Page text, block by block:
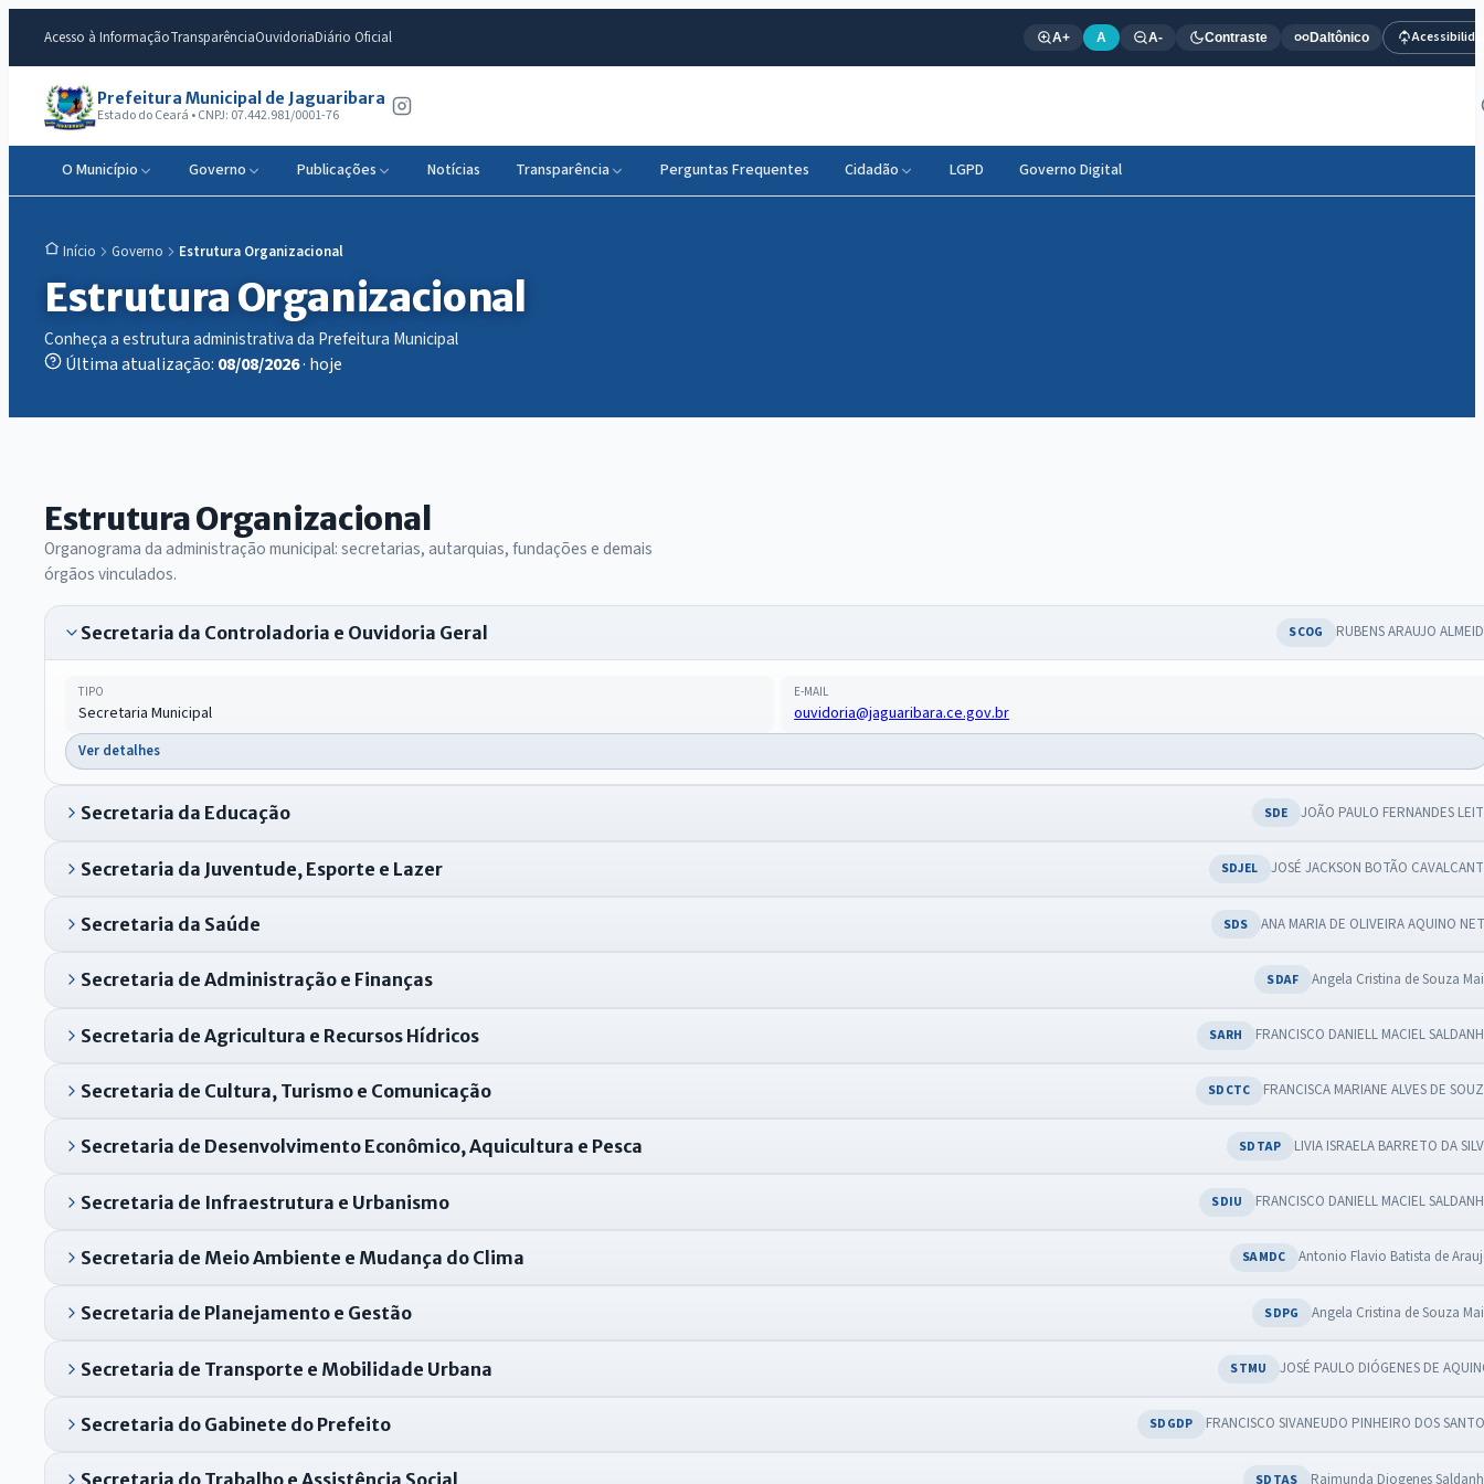
Acesso à InformaçãoTransparênciaOuvidoriaDiário Oficial A+ A A- Contraste Daltônico
Prefeitura Municipal de Jaguaribara
Estado do Ceará • CNPJ: 07.442.981/0001-76
O Município Governo Publicações Notícias Transparência Perguntas Frequentes Cidadão LGPD Governo Digital
Início Governo Estrutura Organizacional
Estrutura Organizacional
Conheça a estrutura administrativa da Prefeitura Municipal
Última atualização: 08/08/2026· hoje
Estrutura Organizacional
Organograma da administração municipal: secretarias, autarquias, fundações e demais
órgãos vinculados.
Secretaria da Controladoria e Ouvidoria Geral SCOG RUBENS ARAUJO
TIPO
Secretaria Municipal
E-MAIL
ouvidoria@jaguaribara.ce.gov.br
Ver detalhes
Secretaria da Educação SDE JOÃO PAULO FERNANDES
Secretaria da Juventude, Esporte e Lazer SDJEL JOSÉ JACKSON BOTÃO
Secretaria da Saúde SDS ANA MARIA DE OLIVEIRA AQUINO
Secretaria de Administração e Finanças SDAF Angela Cristina de Souza
Secretaria de Agricultura e Recursos Hídricos SARH FRANCISCO DANIELL MACIEL
Secretaria de Cultura, Turismo e Comunicação SDCTC FRANCISCA MARIANE ALVES DE
Secretaria de Desenvolvimento Econômico, Aquicultura e Pesca SDTAP LIVIA ISRAELA BARRETO DA
Secretaria de Infraestrutura e Urbanismo SDIU FRANCISCO DANIELL MACIEL
Secretaria de Meio Ambiente e Mudança do Clima SAMDC Antonio Flavio Batista de
Secretaria de Planejamento e Gestão SDPG Angela Cristina de Souza
Secretaria de Transporte e Mobilidade Urbana STMU JOSÉ PAULO DIÓGENES DE
Secretaria do Gabinete do Prefeito SDGDP FRANCISCO SIVANEUDO PINHEIRO DOS
SDTAS Raimunda Diogenes